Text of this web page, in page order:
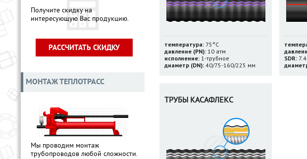
температура: 75°С
давление (PN): 10 атм
исполнение: 1-трубное
диаметр (DN): 40/75-160/225 мм
SDR:
ТРУБЫ КАСАФЛЕКС
Получите скидку на
интересующую Вас продукцию.
РАССЧИТАТЬ СКИДКУ
МОНТАЖ ТЕПЛОТРАСС
Мы проводим монтаж
трубопроводов любой сложности.